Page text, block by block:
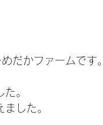
だかファームです。
。
した。